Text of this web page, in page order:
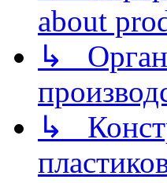
about
↳
↳